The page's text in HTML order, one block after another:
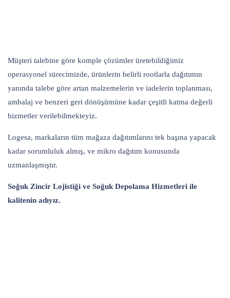
Müşteri talebine göre komple çözümler üretebildiğimiz
operasyonel sürecimizde, ürünlerin belirli rootlarla dağıtımın
yanında talebe göre artan malzemelerin ve iadelerin toplanması,
ambalaj ve benzeri geri dönüşümüne kadar çeşitli katma değerli
hizmetler verilebilmekteyiz.
Logesa, markaların tüm mağaza dağıtımlarını tek başına yapacak
kadar sorumluluk almış, ve mikro dağıtım konusunda
uzmanlaşmıştır.
Soğuk Zincir Lojistiği ve Soğuk Depolama Hizmetleri ile
kalitenin adıyız.